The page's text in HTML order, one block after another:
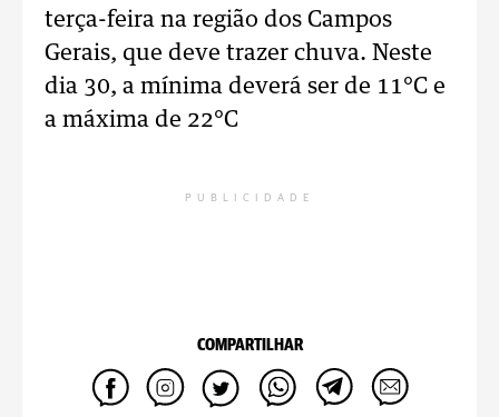
terça-feira na região dos Campos
Gerais, que deve trazer chuva. Neste
dia 30, a mínima deverá ser de 11°C e
a máxima de 22°C
PUBLICIDADE
COMPARTILHAR